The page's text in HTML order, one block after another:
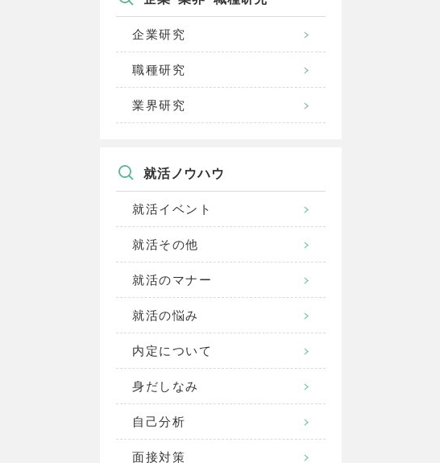
企業研究
職種研究
業界研究
就活ノウハウ
就活イベント
就活その他
就活のマナー
就活の悩み
内定について
身だしなみ
自己分析
面接対策